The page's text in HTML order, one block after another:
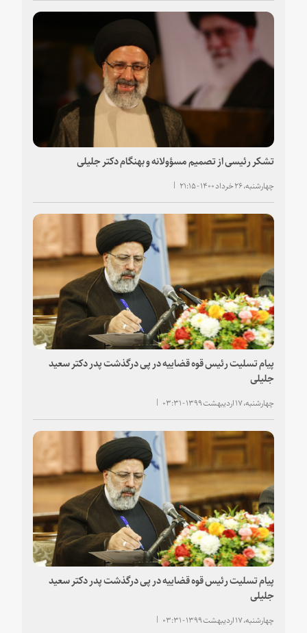
تشکر رئیسی از تصمیم مسؤولانه و بهنگام دکتر جلیلی
چهارشنبه، ۲۶ خرداد ۱۴۰۰ - ۲۱:۱۵
پیام تسلیت رئیس قوه قضاییه در پی درگذشت پدر دکتر سعید
جلیلی
چهارشنبه، ۱۷ اردیبهشت ۱۳۹۹ - ۰۳:۳۱
پیام تسلیت رئیس قوه قضاییه در پی درگذشت پدر دکتر سعید
جلیلی
چهارشنبه، ۱۷ اردیبهشت ۱۳۹۹ - ۰۳:۳۱